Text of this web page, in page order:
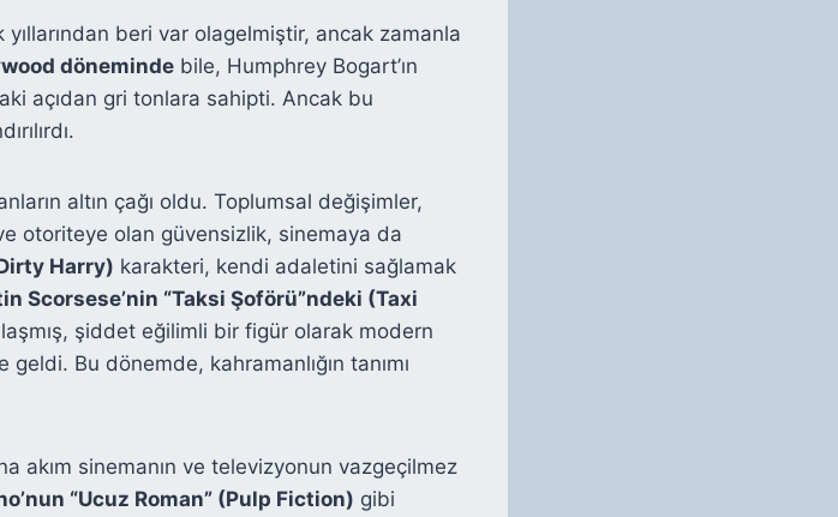
beri var olagelmiştir, ancak zamanla
döneminde bile, Humphrey Bogart’ın
açıdan gri tonlara sahipti. Ancak bu
altın çağı oldu. Toplumsal değişimler,
ve otoriteye olan güvensizlik, sinemaya da
Harry) karakteri, kendi adaletini sağlamak
Scorsese’nin “Taksi Şoförü”ndeki (Taxi
şiddet eğilimli bir figür olarak modern
Bu dönemde, kahramanlığın tanımı
akım sinemanın ve televizyonun vazgeçilmez
“Ucuz Roman” (Pulp Fiction) gibi